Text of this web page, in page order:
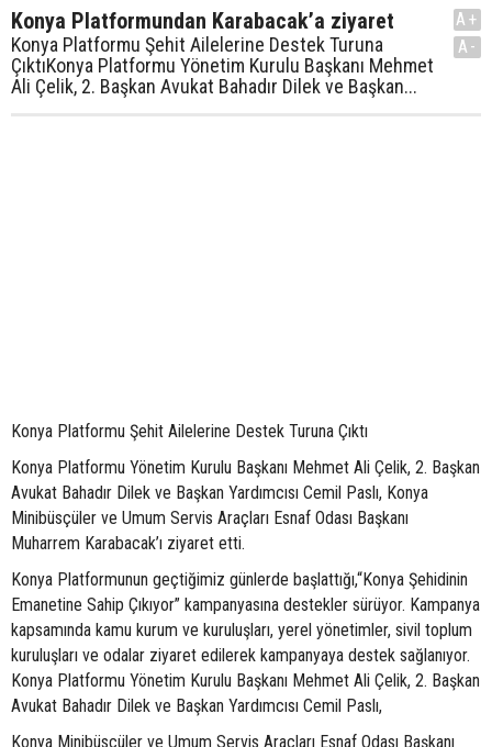
Konya Platformundan Karabacak’a ziyaret
Konya Platformu Şehit Ailelerine Destek Turuna
ÇıktıKonya Platformu Yönetim Kurulu Başkanı Mehmet
Ali Çelik, 2. Başkan Avukat Bahadır Dilek ve Başkan...
A+
A-
Konya Platformu Şehit Ailelerine Destek Turuna Çıktı
Konya Platformu Yönetim Kurulu Başkanı Mehmet Ali Çelik, 2. Başkan
Avukat Bahadır Dilek ve Başkan Yardımcısı Cemil Paslı, Konya
Minibüsçüler ve Umum Servis Araçları Esnaf Odası Başkanı
Muharrem Karabacak’ı ziyaret etti.
Konya Platformunun geçtiğimiz günlerde başlattığı,“Konya Şehidinin
Emanetine Sahip Çıkıyor” kampanyasına destekler sürüyor. Kampanya
kapsamında kamu kurum ve kuruluşları, yerel yönetimler, sivil toplum
kuruluşları ve odalar ziyaret edilerek kampanyaya destek sağlanıyor.
Konya Platformu Yönetim Kurulu Başkanı Mehmet Ali Çelik, 2. Başkan
Avukat Bahadır Dilek ve Başkan Yardımcısı Cemil Paslı,
Konya Minibüsçüler ve Umum Servis Araçları Esnaf Odası Başkanı